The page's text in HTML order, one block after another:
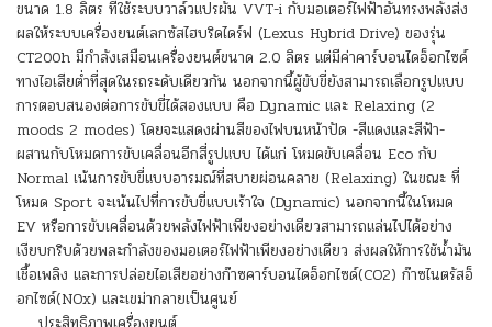
ขนาด 1.8 ลิตร ที่ใช้ระบบวาล์วแปรผัน VVT-i กับมอเตอร์ไฟฟ้าอันทรงพลังส่ง
ผลให้ระบบเครื่องยนต์เลกซัสไฮบริดไดร์ฟ (Lexus Hybrid Drive) ของรุ่น
CT200h มีกำลังเสมือนเครื่องยนต์ขนาด 2.0 ลิตร แต่มีค่าคาร์บอนไดอ็อกไซด์
ทางไอเสียต่ำที่สุดในรถระดับเดียวกัน นอกจากนี้ผู้ขับขี่ยังสามารถเลือกรูปแบบ
การตอบสนองต่อการขับขี่ได้สองแบบ คือ Dynamic และ Relaxing (2
moods 2 modes) โดยจะแสดงผ่านสีของไฟบนหน้าปัด -สีแดงและสีฟ้า-
ผสานกับโหมดการขับเคลื่อนอีกสี่รูปแบบ ได้แก่ โหมดขับเคลื่อน Eco กับ
Normal เน้นการขับขี่แบบอารมณ์ที่สบายผ่อนคลาย (Relaxing) ในขณะ ที่
โหมด Sport จะเน้นไปที่การขับขี่แบบเร้าใจ (Dynamic) นอกจากนี้ในโหมด
EV หรือการขับเคลื่อนด้วยพลังไฟฟ้าเพียงอย่างเดียวสามารถแล่นไปได้อย่าง
เงียบกริบด้วยพละกำลังของมอเตอร์ไฟฟ้าเพียงอย่างเดียว ส่งผลให้การใช้น้ำมัน
เชื้อเพลิง และการปล่อยไอเสียอย่างก๊าซคาร์บอนไดอ็อกไซด์(CO2) ก๊าซไนตรัสอ็
อกไซด์(NOx) และเขม่ากลายเป็นศูนย์